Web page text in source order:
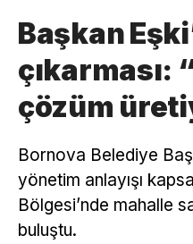
Başkan
çıkarması:
çözüm
Bornova Belediye
yönetim anlayışı
Bölgesi’nde mahalle
buluştu.